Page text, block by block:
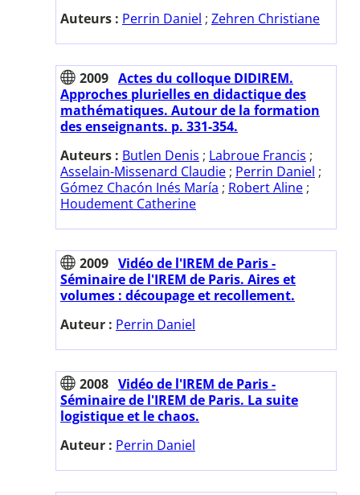
Auteurs : Perrin Daniel ; Zehren Christiane
2009 Actes du colloque DIDIREM.
Approches plurielles en didactique des
mathématiques. Autour de la formation
des enseignants. p. 331-354.
Auteurs : Butlen Denis ; Labroue Francis ;
Asselain-Missenard Claudie ; Perrin Daniel ;
Gómez Chacón Inés María ; Robert Aline ;
Houdement Catherine
2009 Vidéo de l'IREM de Paris -
Séminaire de l'IREM de Paris. Aires et
volumes : découpage et recollement.
Auteur : Perrin Daniel
2008 Vidéo de l'IREM de Paris -
Séminaire de l'IREM de Paris. La suite
logistique et le chaos.
Auteur : Perrin Daniel